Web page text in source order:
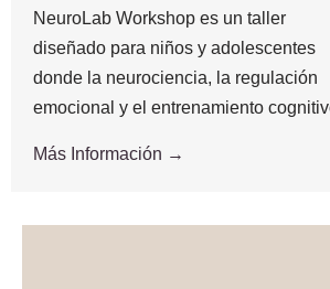
NeuroLab Workshop es un taller
diseñado para niños y adolescentes
donde la neurociencia, la regulación
emocional y el entrenamiento
Más Información →